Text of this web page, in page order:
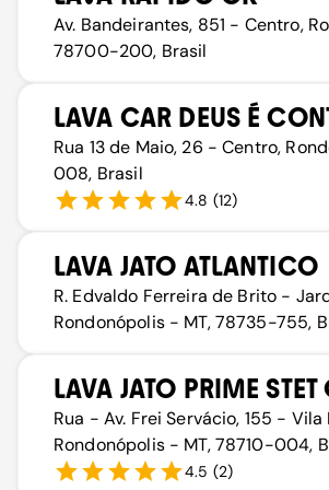
Av. Bandeirantes, 851 - Centro,
78700-200, Brasil
LAVA CAR DEUS É
Rua 13 de Maio, 26 - Centro,
008, Brasil
4.8 (12)
LAVA JATO ATLANTICO
R. Edvaldo Ferreira de Brito -
Rondonópolis - MT, 78735-755,
LAVA JATO PRIME STET
Rua - Av. Frei Servácio, 155 -
Rondonópolis - MT, 78710-004,
4.5 (2)